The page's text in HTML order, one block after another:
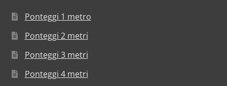
Ponteggi 1 metro
Ponteggi 2 metri
Ponteggi 3 metri
Ponteggi 4 metri